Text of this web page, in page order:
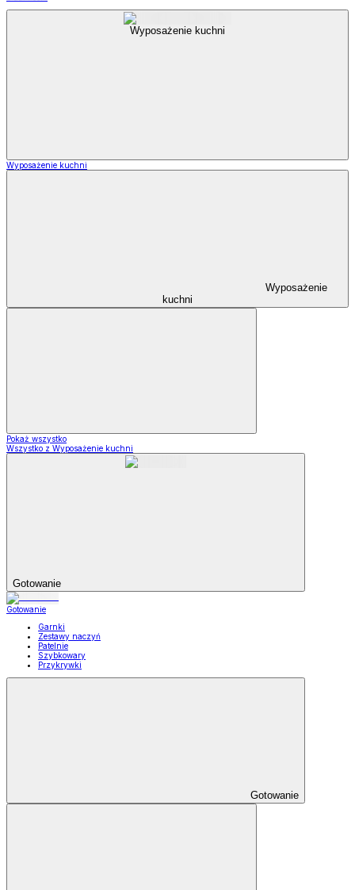
Wyposażenie kuchni
Wyposażenie kuchni
Wyposażenie
kuchni
Pokaż wszystko
Wszystko z Wyposażenie kuchni
Gotowanie
Gotowanie
Garnki
Zestawy naczyń
Patelnie
Szybkowary
Przykrywki
Gotowanie